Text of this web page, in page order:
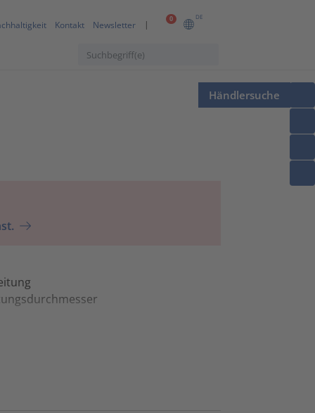
0 DE
Kontakt Newsletter
Händlersuche